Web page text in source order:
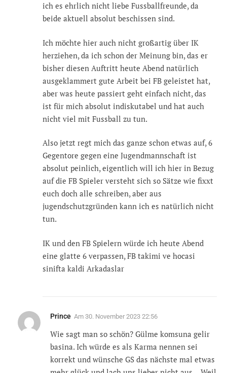
ich es ehrlich nicht liebe Fussballfreunde, da
beide aktuell absolut beschissen sind.
Ich möchte hier auch nicht großartig über IK
herziehen, da ich schon der Meinung bin, das er
bisher diesen Auftritt heute Abend natürlich
ausgeklammert gute Arbeit bei FB geleistet hat,
aber was heute passiert geht einfach nicht, das
ist für mich absolut indiskutabel und hat auch
nicht viel mit Fussball zu tun.
Also jetzt regt mich das ganze schon etwas auf, 6
Gegentore gegen eine Jugendmannschaft ist
absolut peinlich, eigentlich will ich hier in Bezug
auf die FB Spieler versteht sich so Sätze wie fixxt
euch doch alle schreiben, aber aus
jugendschutzgründen kann ich es natürlich nicht
tun.
IK und den FB Spielern würde ich heute Abend
eine glatte 6 verpassen, FB takimi ve hocasi
sinifta kaldi Arkadaslar
Prince Am 30. November 2023 22:56
Wie sagt man so schön? Gülme komsuna gelir
basina. Ich würde es als Karma nennen sei
korrekt und wünsche GS das nächste mal etwas